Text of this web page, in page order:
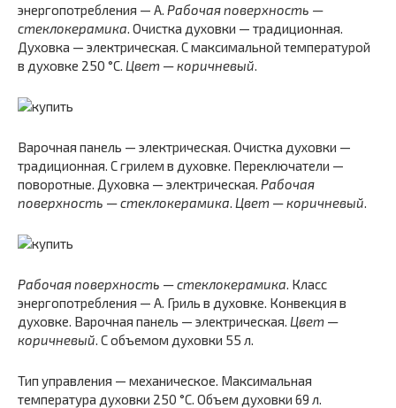
энергопотребления — A. Рабочая поверхность —
стеклокерамика. Очистка духовки — традиционная.
Духовка — электрическая. С максимальной температурой
в духовке 250 °C. Цвет — коричневый.
Варочная панель — электрическая. Очистка духовки —
традиционная. С грилем в духовке. Переключатели —
поворотные. Духовка — электрическая. Рабочая
поверхность — стеклокерамика. Цвет — коричневый.
Рабочая поверхность — стеклокерамика. Класс
энергопотребления — A. Гриль в духовке. Конвекция в
духовке. Варочная панель — электрическая. Цвет —
коричневый. С объемом духовки 55 л.
Тип управления — механическое. Максимальная
температура духовки 250 °C. Объем духовки 69 л.